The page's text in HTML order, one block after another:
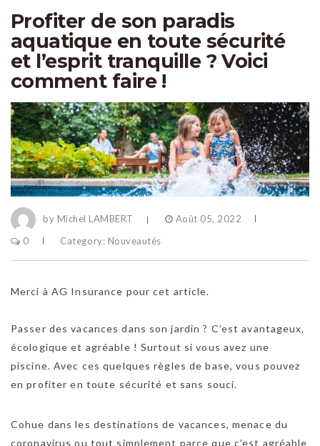
Profiter de son paradis
aquatique en toute sécurité
et l’esprit tranquille ? Voici
comment faire !
by Michel LAMBERT
Août 05, 2022
0
Category: Nouveautés
Merci à AG Insurance pour cet article.
Passer des vacances dans son jardin ? C’est avantageux,
écologique et agréable ! Surtout si vous avez une
piscine. Avec ces quelques règles de base, vous pouvez
en profiter en toute sécurité et sans souci.
Cohue dans les destinations de vacances, menace du
coronavirus ou tout simplement parce que c’est agréable